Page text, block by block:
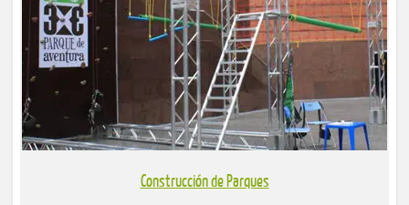
Construcción de Parques